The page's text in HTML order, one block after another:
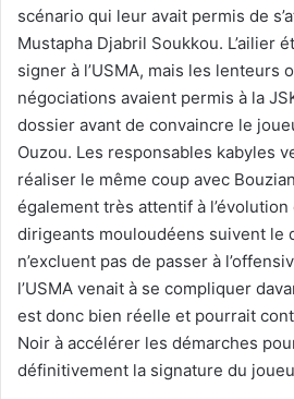
scénario qui leur avait permis de
Mustapha Djabril Soukkou. L’ailier
signer à l’USMA, mais les lenteurs
négociations avaient permis à la
dossier avant de convaincre le
Ouzou. Les responsables kabyles
réaliser le même coup avec
également très attentif à
dirigeants mouloudéens suivent le
n’excluent pas de passer à
l’USMA venait à se compliquer
est donc bien réelle et pourrait
Noir à accélérer les démarches
définitivement la signature du